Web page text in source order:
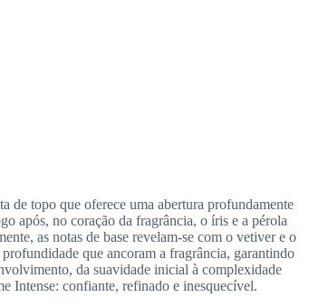
de topo que oferece uma abertura profundamente
após, no coração da fragrância, o íris e a pérola
as notas de base revelam-se com o vetiver e o
que ancoram a fragrância, garantindo
da suavidade inicial à complexidade
Intense: confiante, refinado e inesquecível.